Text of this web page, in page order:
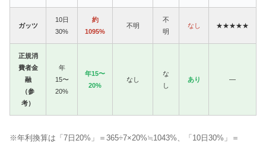
ガッツ
10日
30%
約
1095%
不明
不
明
なし ★★★★★
正規消
費者金
融
（参
考）
年
15〜
20%
年15〜
20%
なし
な
し
あり —
※年利換算は「7日20%」＝365÷7×20%≒1043%、「10日30%」＝